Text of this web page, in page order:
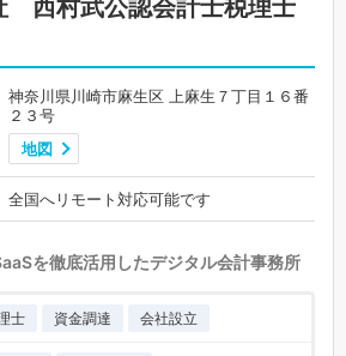
西村武公認会計士税理士
神奈川県川崎市麻生区 上麻生７丁目１６番
２３号
地図
全国へリモート対応可能です
を徹底活用したデジタル会計事務所
士 資金調達 会社設立